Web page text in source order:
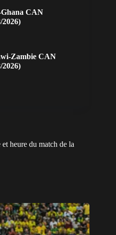
CAN
2026)
Zambie CAN
2026)
heure du match de la